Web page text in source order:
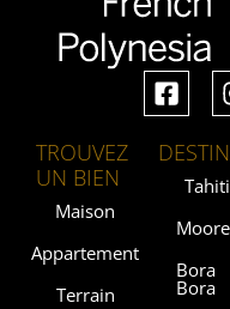
TROUVEZ
UN BIEN
Maison
Appartement
Terrain
Tahiti
Bora
Bora